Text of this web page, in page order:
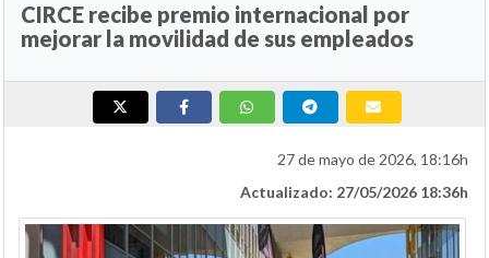
CIRCE recibe premio internacional por
mejorar la movilidad de sus empleados
27 de mayo de 2026, 18:16h
Actualizado: 27/05/2026 18:36h